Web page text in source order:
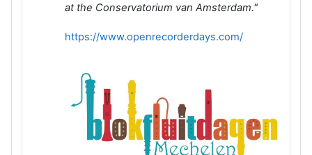
at the Conservatorium van Amsterdam."
https://www.openrecorderdays.com/